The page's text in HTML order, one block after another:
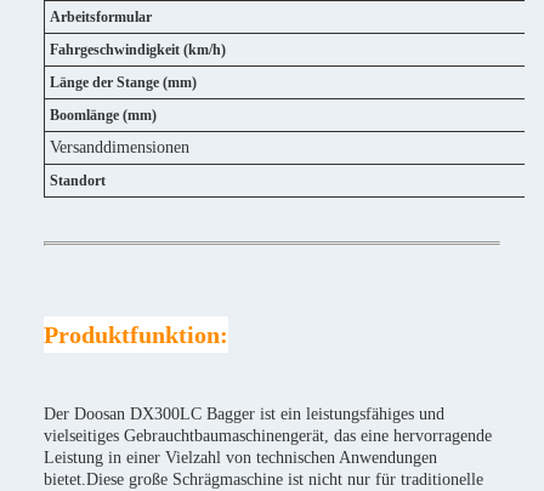
Arbeitsformular
Fahrgeschwindigkeit (km/h)
Länge der Stange (mm)
Boomlänge (mm)
Versanddimensionen
Standort
Produktfunktion:
Der Doosan DX300LC Bagger ist ein leistungsfähiges und
vielseitiges Gebrauchtbaumaschinengerät, das eine hervorragende
Leistung in einer Vielzahl von technischen Anwendungen
bietet.Diese große Schrägmaschine ist nicht nur für traditionelle